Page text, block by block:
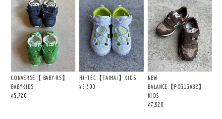
CONVERSE【 BABY RS】
BABYKIDS
¥5,720
HI-TEC【TAIMAI】KIDS
¥5,390
NEW
BALANCE【PO313AB2】
KIDS
¥7,920